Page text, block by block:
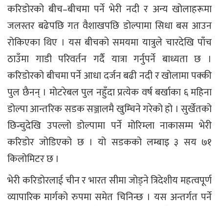
करिडोरको बीच–बीचमा पर्ने भेरी नदी र अन्य खोलाहरूमा
जलस्तर बढेपछि गत वैशाखपछि डोल्पामा सिधा बस आउन
रोकिएका थिए । यस बीचको समयमा यात्रुले चारदेखि पाँच
ठाउँमा गाडी परिवर्तन गर्दै यात्रा गर्नुपर्ने बाध्यता छ ।
करिडोरको बीचमा पर्ने आधा दर्जन बढी नदी र खोलामा पक्की
पुल छैनन् । मोटरेबल पुल नहुँदा प्रत्येक वर्ष बर्खाका ६ महिना
डोल्पा आन्तरिक सडक सञ्जालमै खुम्चिने गरेको हो । सुर्खेतको
छिन्चुदेखि उपल्लो डोल्पामा पर्ने मोरिम्ला नाकासम्म भेरी
करिडोर जोडिएको छ । यो सडकको लम्बाइ ३ सय ७१
किलोमिटर छ ।
भेरी करिडोरलाई चीन र भारत सीमा जोड्ने त्रिदेशीय महत्वपूर्ण
व्यापारिक मार्गको रुपमा समेत चिनिन्छ । यस अन्तर्गत पर्ने